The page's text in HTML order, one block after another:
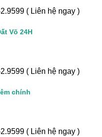
( Liên hệ ngay )
Võ 24H
( Liên hệ ngay )
chính
( Liên hệ ngay )